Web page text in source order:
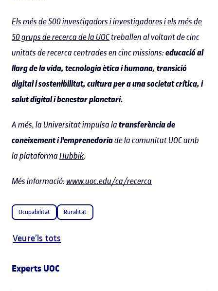
Els més de 500 investigadors i investigadores i els més de
50 grups de recerca de la UOCtreballen al voltant de cinc
unitats de recerca centrades en cinc missions:educació al
llarg de la vida, tecnologia ètica i humana, transició
digital i sostenibilitat, cultura per a una societat crítica, i
salut digital i benestar planetari.
A més, la Universitat impulsa latransferència de
coneixement i l'emprenedoriade la comunitat UOC amb
la plataformaHubbik.
Més informació:www.uoc.edu/ca/recerca
Ocupabilitat Ruralitat
Veure’ls tots
Experts UOC